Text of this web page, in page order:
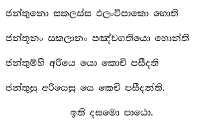
ජන්තුනො සකලස්ස ඵලංවිපාකො හොති
ජන්තූනං සකලානං පඤ්චගතියො හොන්ති
ජන්තුම්හි අරියෙ යො කොචි පසීදති
ජන්තුසු අරියෙසු යෙ කෙචි පසීදන්ති.
ඉති දසමො පාඨො.